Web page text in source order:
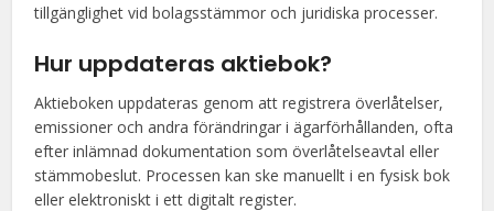
tillgänglighet vid bolagsstämmor och juridiska processer.
Hur uppdateras aktiebok?
Aktieboken uppdateras genom att registrera överlåtelser,
emissioner och andra förändringar i ägarförhållanden, ofta
efter inlämnad dokumentation som överlåtelseavtal eller
stämmobeslut. Processen kan ske manuellt i en fysisk bok
eller elektroniskt i ett digitalt register.